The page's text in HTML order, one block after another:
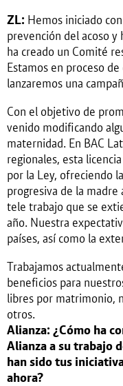
ZL: Hemos iniciado
prevención del acoso y
ha creado un Comité
Estamos en proceso
lanzaremos una
Con el objetivo de
venido modificando
maternidad. En BAC
regionales, esta
por la Ley, ofreciendo
progresiva de la madre
tele trabajo que se
año. Nuestra
países, así como la
Trabajamos
beneficios para
libres por matrimonio,
otros.
Alianza: ¿Cómo ha
Alianza a su trabajo
han sido tus
ahora?